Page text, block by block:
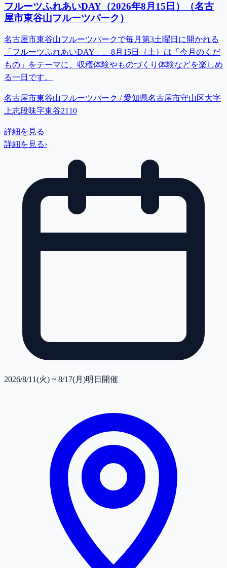
フルーツふれあいDAY（2026年8月15日）（名古
屋市東谷山フルーツパーク）
名古屋市東谷山フルーツパークで毎月第3土曜日に開かれる
「フルーツふれあいDAY」。8月15日（土）は「今月のくだ
もの」をテーマに、収穫体験やものづくり体験などを楽しめ
る一日です。
名古屋市東谷山フルーツパーク / 愛知県名古屋市守山区大字
上志段味字東谷2110
詳細を見る
詳細を見る›
2026/8/11(火) ~ 8/17(月)明日開催